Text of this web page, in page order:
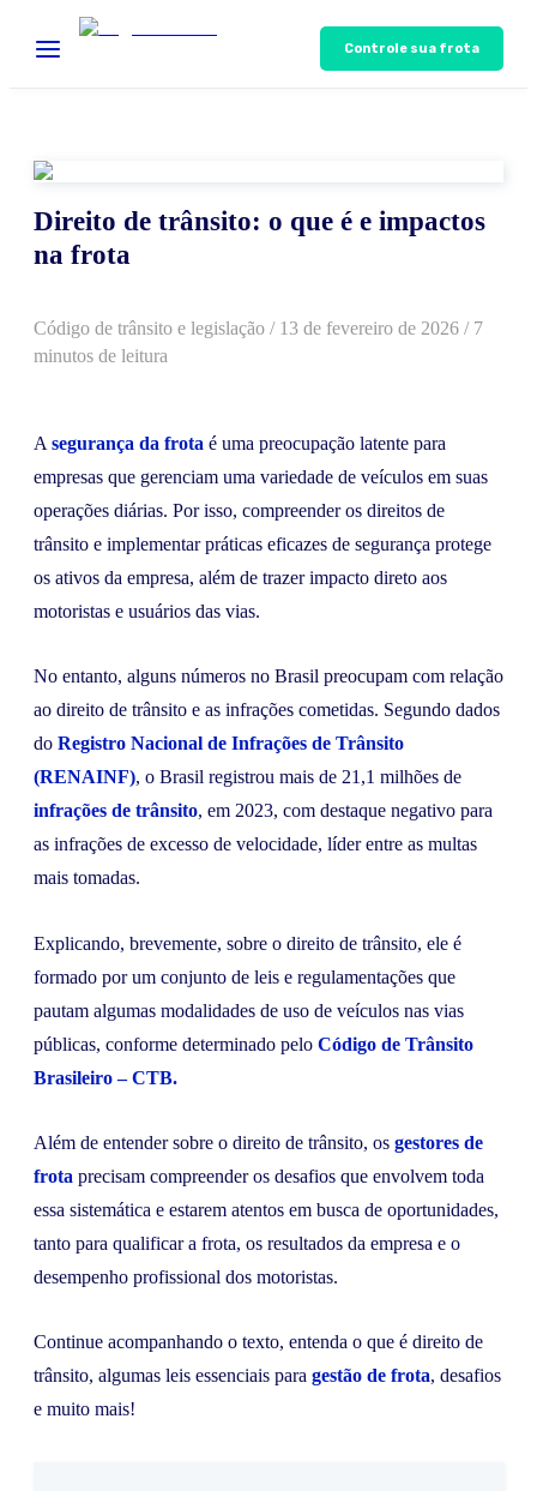
Controle sua frota
Direito de trânsito: o que é e impactos
na frota
Código de trânsito e legislação / 13 de fevereiro de 2026 / 7
minutos de leitura
A segurança da frota é uma preocupação latente para
empresas que gerenciam uma variedade de veículos em suas
operações diárias. Por isso, compreender os direitos de
trânsito e implementar práticas eficazes de segurança protege
os ativos da empresa, além de trazer impacto direto aos
motoristas e usuários das vias.
No entanto, alguns números no Brasil preocupam com relação
ao direito de trânsito e as infrações cometidas. Segundo dados
do Registro Nacional de Infrações de Trânsito
(RENAINF), o Brasil registrou mais de 21,1 milhões de
infrações de trânsito, em 2023, com destaque negativo para
as infrações de excesso de velocidade, líder entre as multas
mais tomadas.
Explicando, brevemente, sobre o direito de trânsito, ele é
formado por um conjunto de leis e regulamentações que
pautam algumas modalidades de uso de veículos nas vias
públicas, conforme determinado pelo Código de Trânsito
Brasileiro – CTB.
Além de entender sobre o direito de trânsito, os gestores de
frota precisam compreender os desafios que envolvem toda
essa sistemática e estarem atentos em busca de oportunidades,
tanto para qualificar a frota, os resultados da empresa e o
desempenho profissional dos motoristas.
Continue acompanhando o texto, entenda o que é direito de
trânsito, algumas leis essenciais para gestão de frota, desafios
e muito mais!